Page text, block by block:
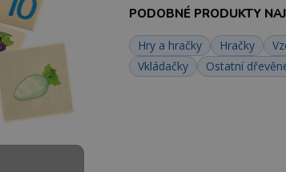
PODOBNÉ PRODUKTY
Hry a hračky Hračky
Vkládačky
Ostatní